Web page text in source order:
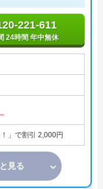
221-611
24時間 年中無休
」で割引 2,000円
見る